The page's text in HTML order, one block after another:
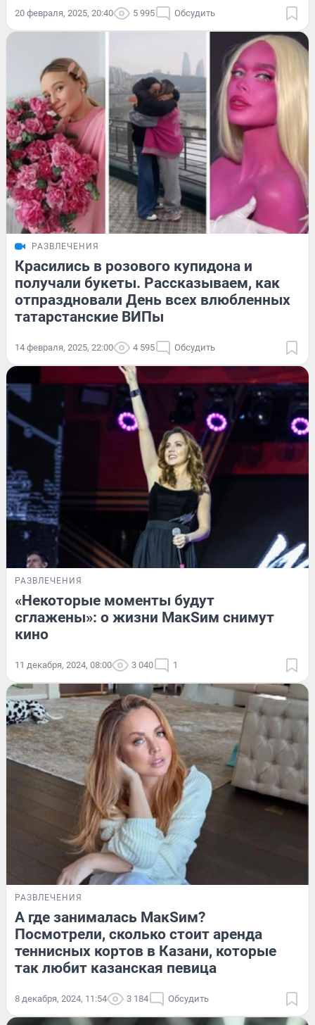
20 февраля, 2025, 20:40 5 995 Обсудить
РАЗВЛЕЧЕНИЯ
Красились в розового купидона и
получали букеты. Рассказываем, как
отпраздновали День всех влюбленных
татарстанские ВИПы
14 февраля, 2025, 22:00 4 595 Обсудить
РАЗВЛЕЧЕНИЯ
«Некоторые моменты будут
сглажены»: о жизни МакSим снимут
кино
11 декабря, 2024, 08:00 3 040 1
РАЗВЛЕЧЕНИЯ
А где занималась МакSим?
Посмотрели, сколько стоит аренда
теннисных кортов в Казани, которые
так любит казанская певица
8 декабря, 2024, 11:54 3 184 Обсудить